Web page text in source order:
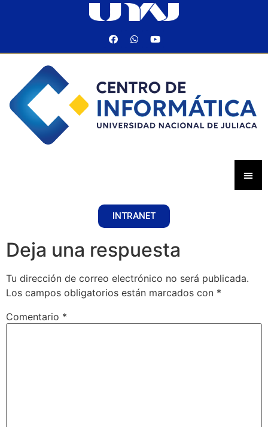
INTRANET
Deja una respuesta
Tu dirección de correo electrónico no será publicada.
Los campos obligatorios están marcados con *
Comentario *